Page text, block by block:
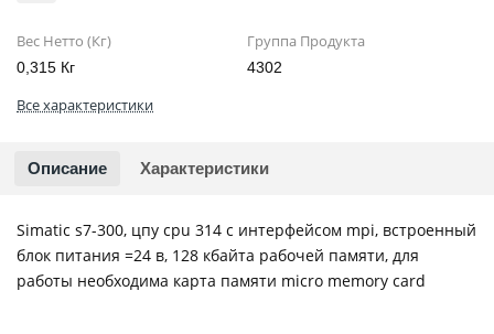
Вес Нетто (Кг)
0,315 Кг
Группа Продукта
4302
Все характеристики
Описание Характеристики
Simatic s7-300, цпу cpu 314 с интерфейсом mpi, встроенный
блок питания =24 в, 128 кбайта рабочей памяти, для
работы необходима карта памяти micro memory card